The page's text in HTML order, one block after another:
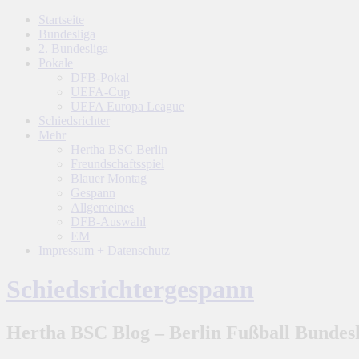
Startseite
Bundesliga
2. Bundesliga
Pokale
DFB-Pokal
UEFA-Cup
UEFA Europa League
Schiedsrichter
Mehr
Hertha BSC Berlin
Freundschaftsspiel
Blauer Montag
Gespann
Allgemeines
DFB-Auswahl
EM
Impressum + Datenschutz
Schiedsrichtergespann
Hertha BSC Blog – Berlin Fußball